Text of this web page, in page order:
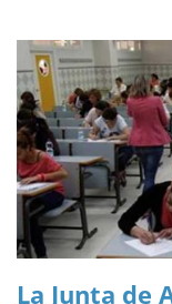
La Junta de